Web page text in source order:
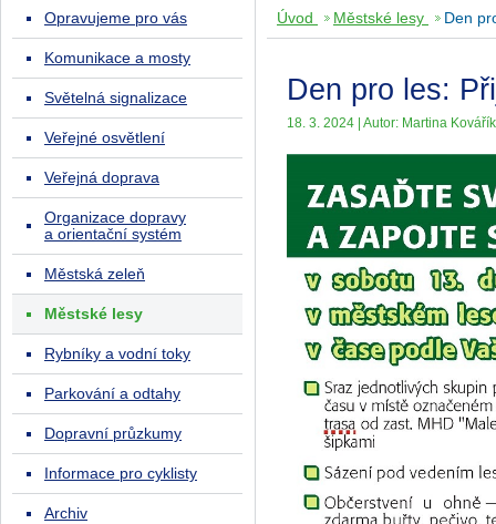
Úvod Městské lesy Den
Den pro les:
18. 3. 2024 | Autor: Martina
Opravujeme pro vás
Komunikace a mosty
Světelná signalizace
Veřejné osvětlení
Veřejná doprava
Organizace dopravy
a orientační systém
Městská zeleň
Městské lesy
Rybníky a vodní toky
Parkování a odtahy
Dopravní průzkumy
Informace pro cyklisty
Archiv